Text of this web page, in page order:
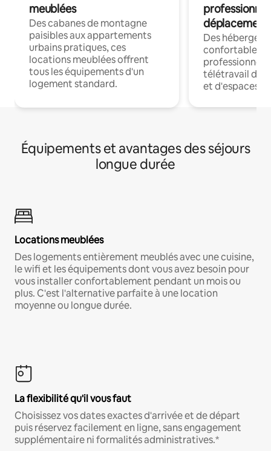
meublées
Des cabanes de montagne
paisibles aux appartements
urbains pratiques, ces
locations meublées offrent
tous les équipements d'un
logement standard.
déplacement
Des
confortables
professionnels
télétravail
et d'espaces
Équipements et avantages des séjours
longue durée
Locations meublées
Des logements entièrement meublés avec une cuisine,
le wifi et les équipements dont vous avez besoin pour
vous installer confortablement pendant un mois ou
plus. C'est l'alternative parfaite à une location
moyenne ou longue durée.
La flexibilité qu'il vous faut
Choisissez vos dates exactes d'arrivée et de départ
puis réservez facilement en ligne, sans engagement
supplémentaire ni formalités administratives.*